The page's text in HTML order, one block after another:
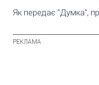
Як передає "Думка",